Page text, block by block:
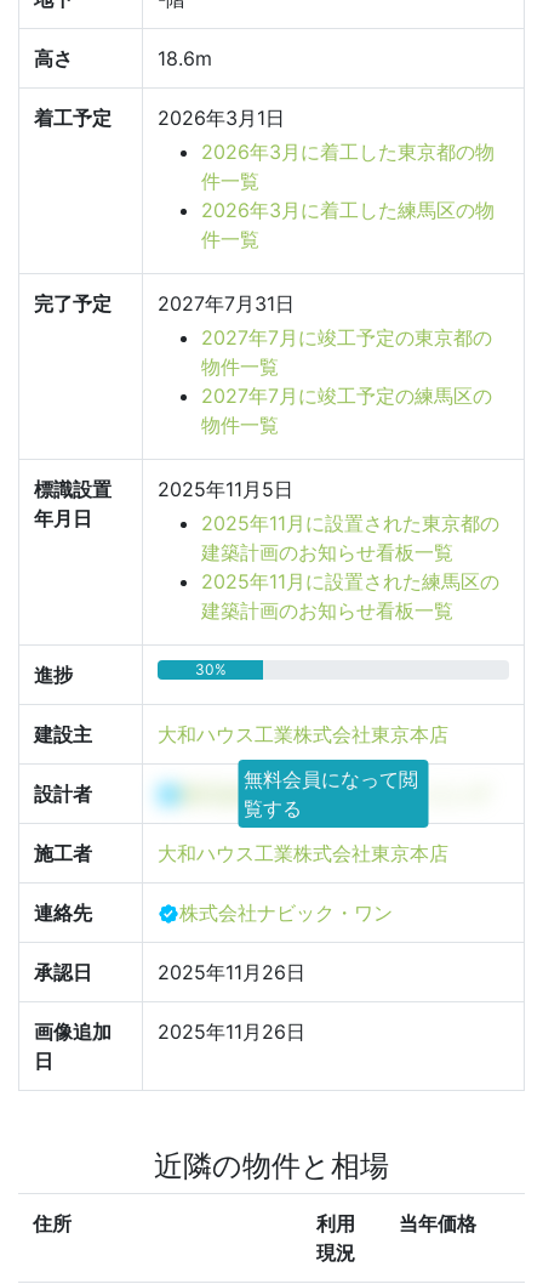
高さ 18.6m
着工予定
2026年3月1日
2026年3月に着工した東京都の物
件一覧
2026年3月に着工した練馬区の物
件一覧
完了予定
2027年7月31日
2027年7月に竣工予定の東京都の
物件一覧
2027年7月に竣工予定の練馬区の
物件一覧
標識設置
年月日
2025年11月5日
2025年11月に設置された東京都の
建築計画のお知らせ看板一覧
2025年11月に設置された練馬区の
建築計画のお知らせ看板一覧
進捗 30%
建設主 大和ハウス工業株式会社東京本店
設計者 株式会社ニュートピアプランニング
無料会員になって閲
覧する
施工者
大和ハウス工業株式会社東京本店
連絡先 株式会社ナビック・ワン
承認日 2025年11月26日
画像追加
日
2025年11月26日
近隣の物件と相場
住所
利用
現況
当年価格